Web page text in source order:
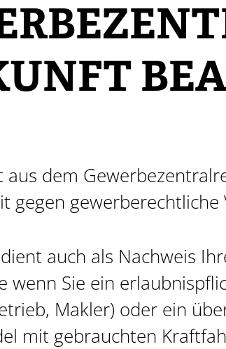
aus dem
gegen
auch als Nachweis
wenn Sie ein
Makler) oder ein
mit gebrauchten